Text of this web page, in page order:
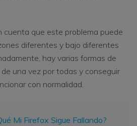
cuenta que este problema puede
diferentes y bajo diferentes
hay varias formas de
una vez por todas y conseguir
con normalidad.
Mi Firefox Sigue Fallando?